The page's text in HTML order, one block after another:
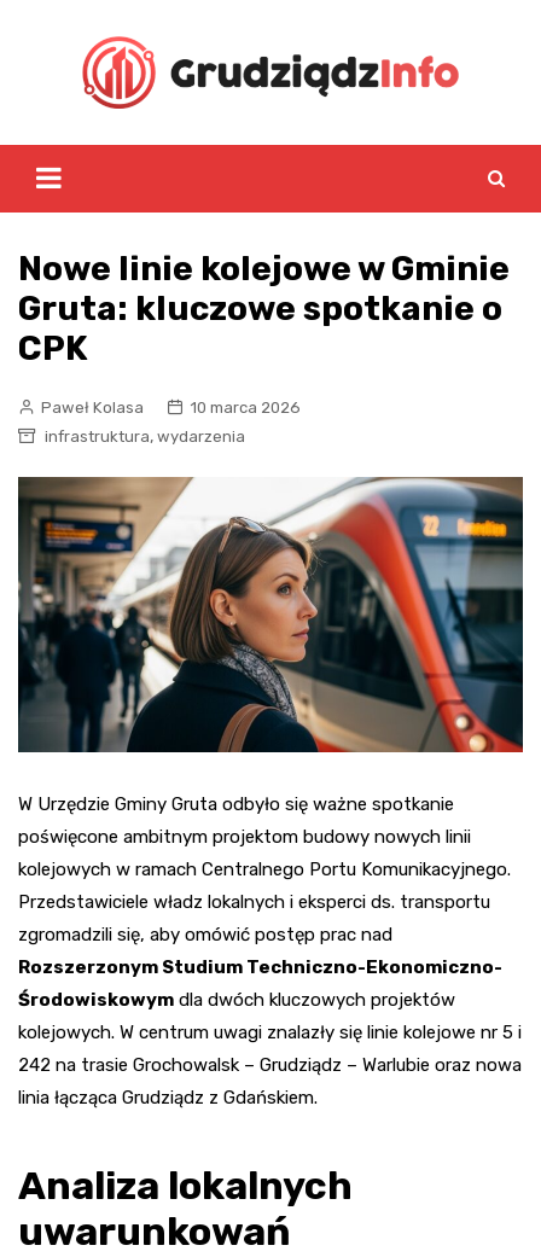
Nowe linie kolejowe w Gminie
Gruta: kluczowe spotkanie o
CPK
Paweł Kolasa
10 marca 2026
infrastruktura, wydarzenia
W Urzędzie Gminy Gruta odbyło się ważne spotkanie
poświęcone ambitnym projektom budowy nowych linii
kolejowych w ramach Centralnego Portu Komunikacyjnego.
Przedstawiciele władz lokalnych i eksperci ds. transportu
zgromadzili się, aby omówić postęp prac nad
Rozszerzonym Studium Techniczno-Ekonomiczno-
Środowiskowym dla dwóch kluczowych projektów
kolejowych. W centrum uwagi znalazły się linie kolejowe nr 5 i
242 na trasie Grochowalsk – Grudziądz – Warlubie oraz nowa
linia łącząca Grudziądz z Gdańskiem.
Analiza lokalnych
uwarunkowań